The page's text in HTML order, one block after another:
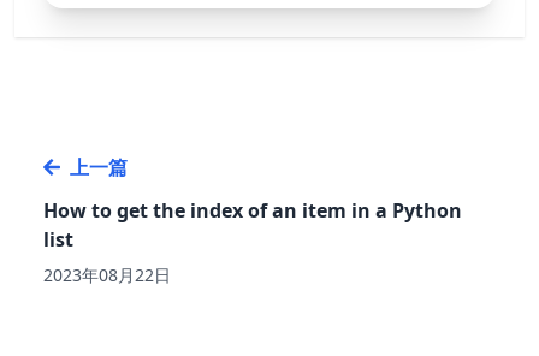
上一篇
How to get the index of an item in a Python
list
2023年08月22日